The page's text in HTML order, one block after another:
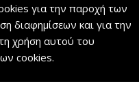
για την παροχή των
διαφημίσεων και για την
χρήση αυτού του
cookies.